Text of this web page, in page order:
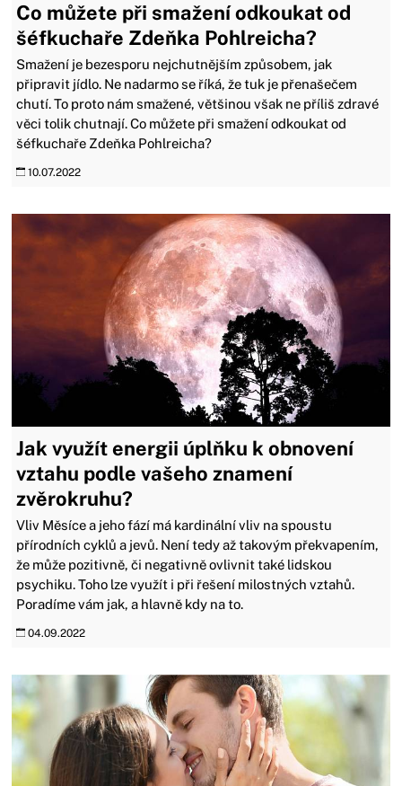
Co můžete při smažení odkoukat od
šéfkuchaře Zdeňka Pohlreicha?
Smažení je bezesporu nejchutnějším způsobem, jak
připravit jídlo. Ne nadarmo se říká, že tuk je přenašečem
chutí. To proto nám smažené, většinou však ne příliš zdravé
věci tolik chutnají. Co můžete při smažení odkoukat od
šéfkuchaře Zdeňka Pohlreicha?
10.07.2022
Jak využít energii úplňku k obnovení
vztahu podle vašeho znamení
zvěrokruhu?
Vliv Měsíce a jeho fází má kardinální vliv na spoustu
přírodních cyklů a jevů. Není tedy až takovým překvapením,
že může pozitivně, či negativně ovlivnit také lidskou
psychiku. Toho lze využít i při řešení milostných vztahů.
Poradíme vám jak, a hlavně kdy na to.
04.09.2022